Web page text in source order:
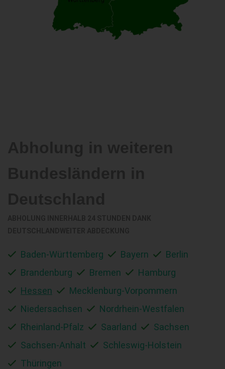
Baden-Württemberg Bayern
Berlin
Brandenburg
Bremen
Hamburg
Hessen
Mecklenburg-Vorpommern
Niedersachsen
Nordrhein-Westfalen
Rheinland-Pfalz
Saarland
Sachsen
Sachsen-Anhalt
Schleswig-Holstein
Thüringen